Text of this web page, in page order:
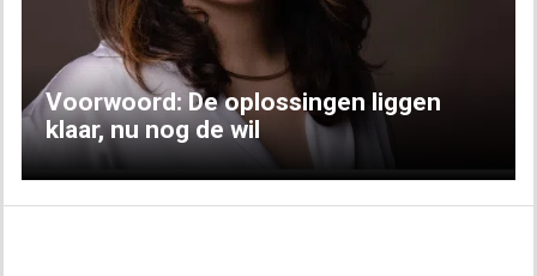
Voorwoord: De oplossingen liggen
klaar, nu nog de wil